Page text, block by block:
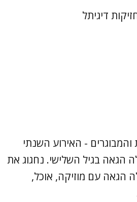
דיגיתל
והמבוגרים - האירוע השנתי
הגאה בגיל השלישי. נחגוג את
הגאה עם מוזיקה, אוכל,